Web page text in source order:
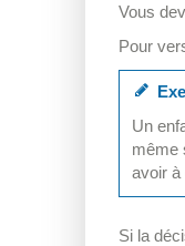
Vous
Pour
Un
même
avoir à
Si la